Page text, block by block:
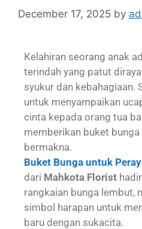
December 17, 2025 by
Kelahiran seorang anak
terindah yang patut
syukur dan kebahagiaan.
untuk menyampaikan
cinta kepada orang tua
memberikan buket bunga
bermakna.
Buket Bunga untuk
dari Mahkota Florist
rangkaian bunga lembut,
simbol harapan untuk
baru dengan sukacita.